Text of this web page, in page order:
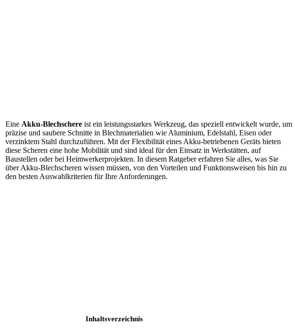
Eine Akku-Blechschere ist ein leistungsstarkes Werkzeug, das speziell entwickelt wurde, um
präzise und saubere Schnitte in Blechmaterialien wie Aluminium, Edelstahl, Eisen oder
verzinktem Stahl durchzuführen. Mit der Flexibilität eines Akku-betriebenen Geräts bieten
diese Scheren eine hohe Mobilität und sind ideal für den Einsatz in Werkstätten, auf
Baustellen oder bei Heimwerkerprojekten. In diesem Ratgeber erfahren Sie alles, was Sie
über Akku-Blechscheren wissen müssen, von den Vorteilen und Funktionsweisen bis hin zu
den besten Auswahlkriterien für Ihre Anforderungen.
Inhaltsverzeichnis